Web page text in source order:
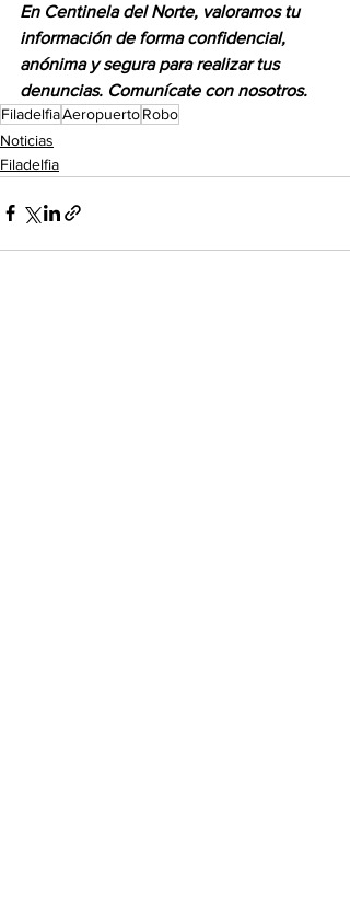
En Centinela del Norte, valoramos tu
información de forma confidencial,
anónima y segura para realizar tus
denuncias. Comunícate con nosotros.
FiladelfiaAeropuertoRobo
Noticias
Filadelfia